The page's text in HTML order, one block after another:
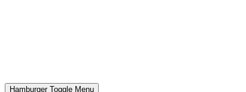
Hamburger Toggle Menu